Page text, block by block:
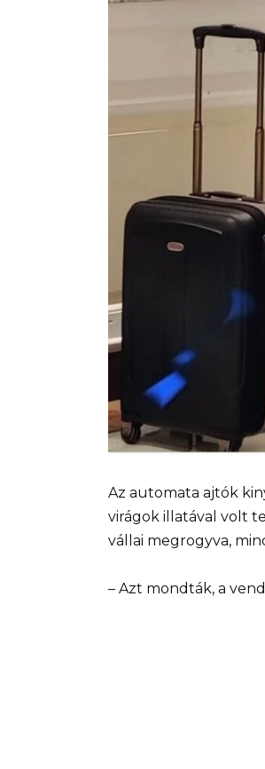
Az automata ajtók
virágok illatával volt
vállai megrogyva,
– Azt mondták, a